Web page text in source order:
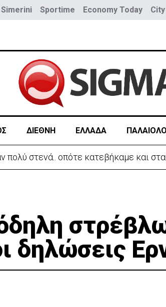
Simerini Sportime Economy Today City
ΔΙΕΘΝΗ ΕΛΛΑΔΑ
πολύ στενά.. οπότε κατεβήκαμε και
δηλώσεις